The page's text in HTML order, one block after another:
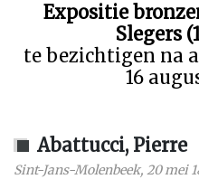
Expositie
Slegers
te bezichtigen na
16
Abattucci, Pierre
Sint-Jans-Molenbeek, 20 mei